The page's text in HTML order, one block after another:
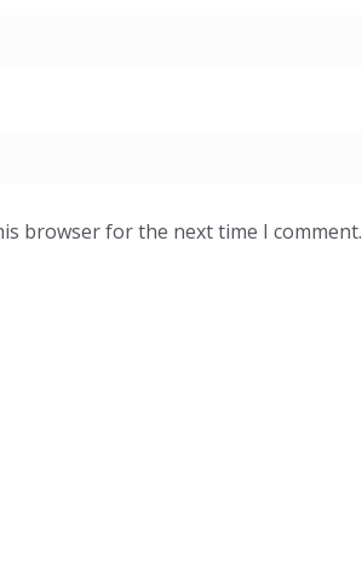
browser for the next time I comment.